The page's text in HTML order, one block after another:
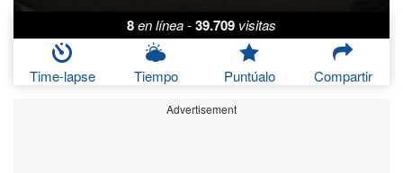
8en línea-39.709 visitas
Time-lapse Tiempo Puntúalo Compartir
Advertisement